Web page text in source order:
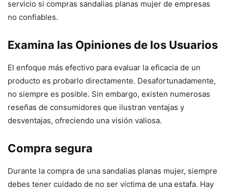
servicio si compras sandalias planas mujer de empresas
no confiables.
Examina las Opiniones de los Usuarios
El enfoque más efectivo para evaluar la eficacia de un
producto es probarlo directamente. Desafortunadamente,
no siempre es posible. Sin embargo, existen numerosas
reseñas de consumidores que ilustran ventajas y
desventajas, ofreciendo una visión valiosa.
Compra segura
Durante la compra de una sandalias planas mujer, siempre
debes tener cuidado de no ser víctima de una estafa. Hay